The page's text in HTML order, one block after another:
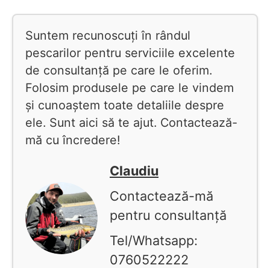
Suntem recunoscuți în rândul
pescarilor pentru serviciile excelente
de consultanță pe care le oferim.
Folosim produsele pe care le vindem
și cunoaștem toate detaliile despre
ele. Sunt aici să te ajut. Contactează-
mă cu încredere!
Claudiu
Contactează-mă
pentru consultanță
Tel/Whatsapp:
0760522222